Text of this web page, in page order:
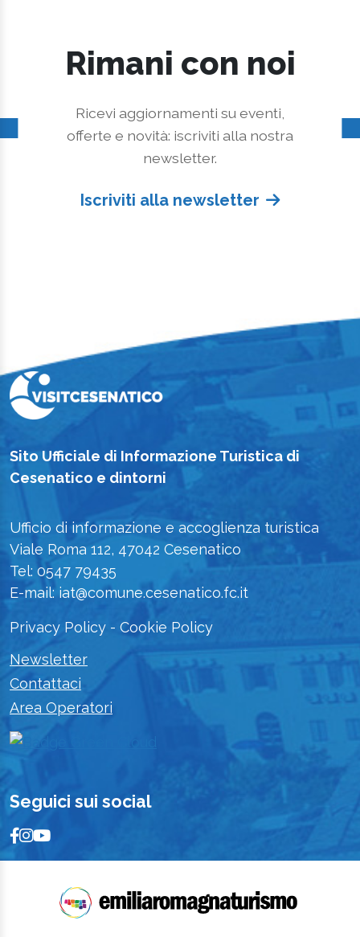
Rimani con noi
Ricevi aggiornamenti su eventi,
offerte e novità: iscriviti alla nostra
newsletter.
Iscriviti alla newsletter
Sito Ufficiale di Informazione Turistica di
Cesenatico e dintorni
Ufficio di informazione e accoglienza turistica
Viale Roma 112, 47042 Cesenatico
Tel: 0547 79435
E-mail: iat@comune.cesenatico.fc.it
Privacy Policy - Cookie Policy
Newsletter
Contattaci
Area Operatori
Seguici sui social